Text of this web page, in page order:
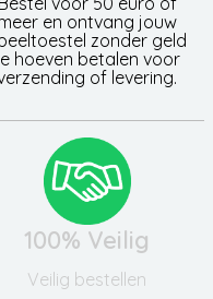
en ontvang jouw
zonder geld
hoeven betalen voor
of levering.
100% Veilig
Veilig bestellen